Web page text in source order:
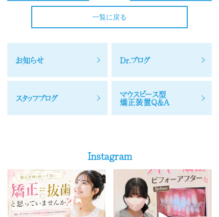
一覧に戻る
お知らせ Dr.ブログ
スタッフブログ マウスピース型
矯正装置Q＆A
Instagram